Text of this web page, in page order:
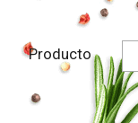
Producto